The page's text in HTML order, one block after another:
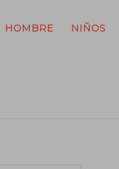
HOMBRE NIÑOS